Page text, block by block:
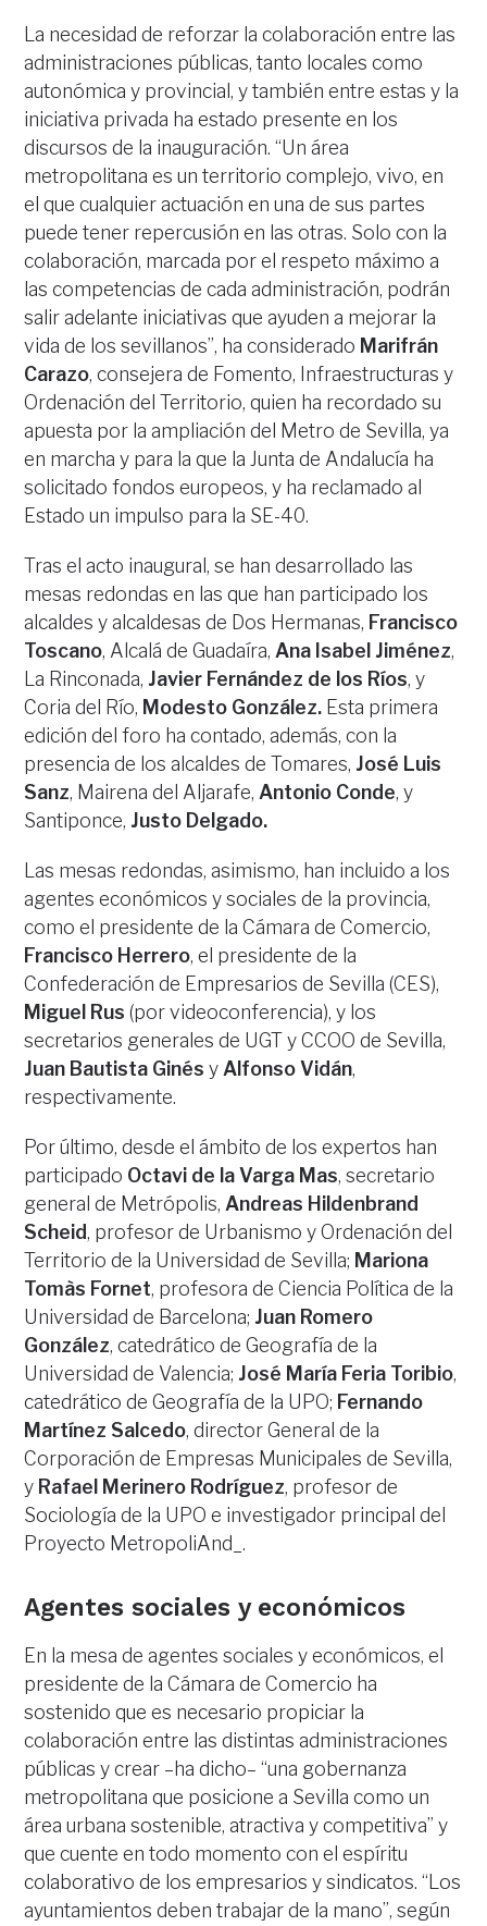
La necesidad de reforzar la colaboración entre las
administraciones públicas, tanto locales como
autonómica y provincial, y también entre estas y la
iniciativa privada ha estado presente en los
discursos de la inauguración. “Un área
metropolitana es un territorio complejo, vivo, en
el que cualquier actuación en una de sus partes
puede tener repercusión en las otras. Solo con la
colaboración, marcada por el respeto máximo a
las competencias de cada administración, podrán
salir adelante iniciativas que ayuden a mejorar la
vida de los sevillanos”, ha considerado Marifrán
Carazo, consejera de Fomento, Infraestructuras y
Ordenación del Territorio, quien ha recordado su
apuesta por la ampliación del Metro de Sevilla, ya
en marcha y para la que la Junta de Andalucía ha
solicitado fondos europeos, y ha reclamado al
Estado un impulso para la SE-40.
Tras el acto inaugural, se han desarrollado las
mesas redondas en las que han participado los
alcaldes y alcaldesas de Dos Hermanas, Francisco
Toscano, Alcalá de Guadaíra,Ana Isabel Jiménez,
La Rinconada, Javier Fernández de los Ríos, y
Coria del Río, Modesto González. Esta primera
edición del foro ha contado, además, con la
presencia de los alcaldes de Tomares, José Luis
Sanz, Mairena del Aljarafe,Antonio Conde, y
Santiponce, Justo Delgado.
Las mesas redondas, asimismo, han incluido a los
agentes económicos y sociales de la provincia,
como el presidente de la Cámara de Comercio,
Francisco Herrero, el presidente de la
Confederación de Empresarios de Sevilla (CES),
Miguel Rus (por videoconferencia), y los
secretarios generales de UGT y CCOO de Sevilla,
Juan Bautista Ginés yAlfonso Vidán,
respectivamente.
Por último, desde el ámbito de los expertos han
participado Octavi de la Varga Mas, secretario
general de Metrópolis,Andreas Hildenbrand
Scheid, profesor de Urbanismo y Ordenación del
Territorio de la Universidad de Sevilla; Mariona
Tomàs Fornet, profesora de Ciencia Política de la
Universidad de Barcelona; Juan Romero
González, catedrático de Geografía de la
Universidad de Valencia; José María Feria Toribio,
catedrático de Geografía de la UPO; Fernando
Martínez Salcedo, director General de la
Corporación de Empresas Municipales de Sevilla,
y Rafael Merinero Rodríguez, profesor de
Sociología de la UPO e investigador principal del
Proyecto MetropoliAnd_.
Agentes sociales y económicos
En la mesa de agentes sociales y económicos, el
presidente de la Cámara de Comercio ha
sostenido que es necesario propiciar la
colaboración entre las distintas administraciones
públicas y crear –ha dicho– “una gobernanza
metropolitana que posicione a Sevilla como un
área urbana sostenible, atractiva y competitiva” y
que cuente en todo momento con el espíritu
colaborativo de los empresarios y sindicatos. “Los
ayuntamientos deben trabajar de la mano”, según